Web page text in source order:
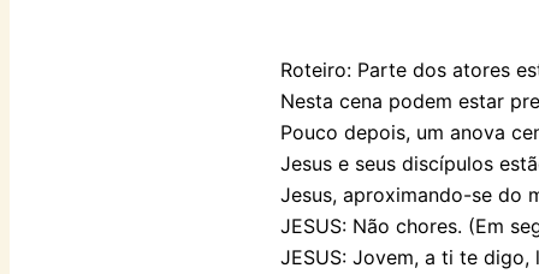
Roteiro: Parte dos atores
Nesta cena podem estar
Pouco depois, um anova
Jesus e seus discípulos
Jesus, aproximando-se do
JESUS: Não chores. (Em
JESUS: Jovem, a ti te digo,